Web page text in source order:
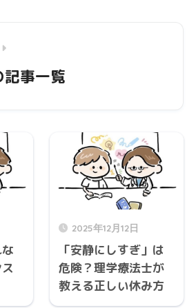
記事一覧
2025年12月12日
「安静にしすぎ」は
危険？理学療法士が
教える正しい休み方